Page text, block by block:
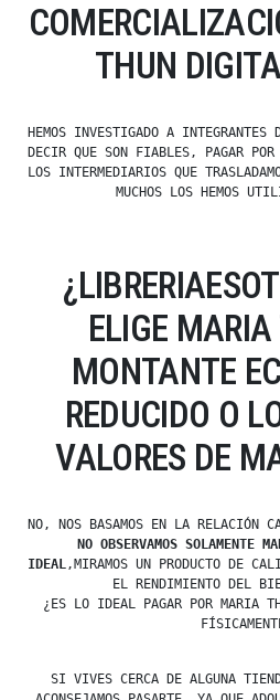
THUN
HEMOS INVESTIGADO A INTEGRANTES
DECIR QUE SON FIABLES, PAGAR POR
LOS INTERMEDIARIOS QUE
MUCHOS LOS HEMOS
ELIGE
MONTANTE
REDUCIDO O
VALORES DE
NO, NOS BASAMOS EN LA RELACIÓN
NO OBSERVAMOS SOLAMENTE
IDEAL,MIRAMOS UN PRODUCTO DE
EL RENDIMIENTO DEL
¿ES LO IDEAL PAGAR POR MARIA
SI VIVES CERCA DE ALGUNA